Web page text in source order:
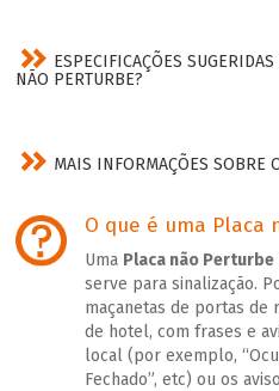
ESPECIFICAÇÕES
NÃO PERTURBE?
MAIS INFORMAÇÕES SOBRE
O que é uma Placa
Uma Placa não Perturbe
serve para sinalização.
maçanetas de portas de
de hotel, com frases e
local (por exemplo,
Fechado”, etc) ou os